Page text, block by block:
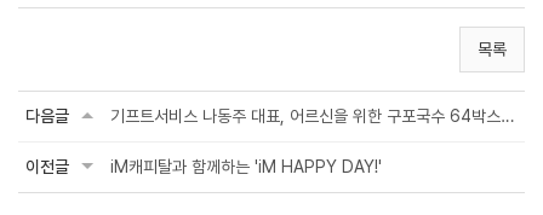
목록
다음글 기프트서비스 나동주 대표, 어르신을 위한 구포국수 64박스 후원
이전글 iM캐피탈과 함께하는 'iM HAPPY DAY!'